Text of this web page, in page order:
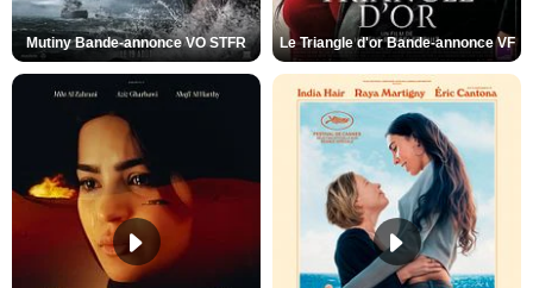
Mutiny Bande-annonce VO STFR Le Triangle d'or Bande-annonce VF